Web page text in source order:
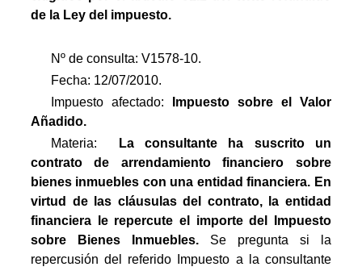
de la Ley del impuesto.
Nº de consulta: V1578-10.
Fecha: 12/07/2010.
Impuesto afectado:
Impuesto sobre el Valor
Añadido.
Materia:
La consultante ha suscrito un
contrato de arrendamiento financiero sobre
bienes inmuebles con una entidad financiera. En
virtud de las cláusulas del contrato, la entidad
financiera le repercute el importe del Impuesto
sobre Bienes Inmuebles.  Se pregunta si la
repercusión del referido Impuesto a la consultante